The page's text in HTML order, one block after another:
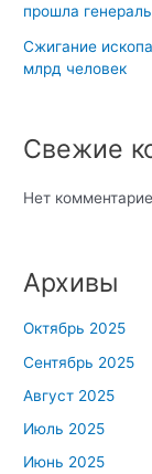
прошла
Сжигание
млрд человек
Свежие
Нет
Архивы
Октябрь 2025
Сентябрь 2025
Август 2025
Июль 2025
Июнь 2025